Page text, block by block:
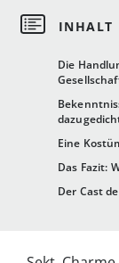
Die
Eine
Das Fazit:
Der Cast